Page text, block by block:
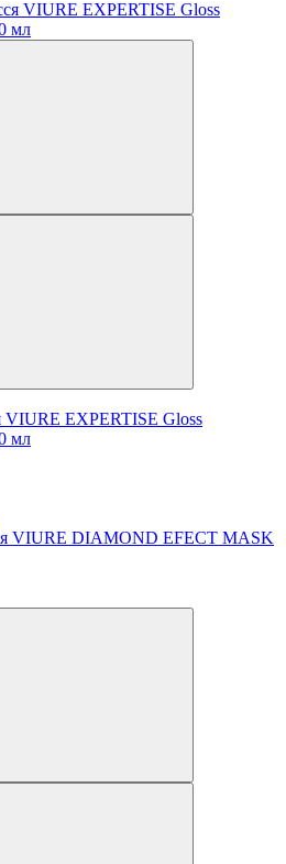
VIURE EXPERTISE Gloss
мл